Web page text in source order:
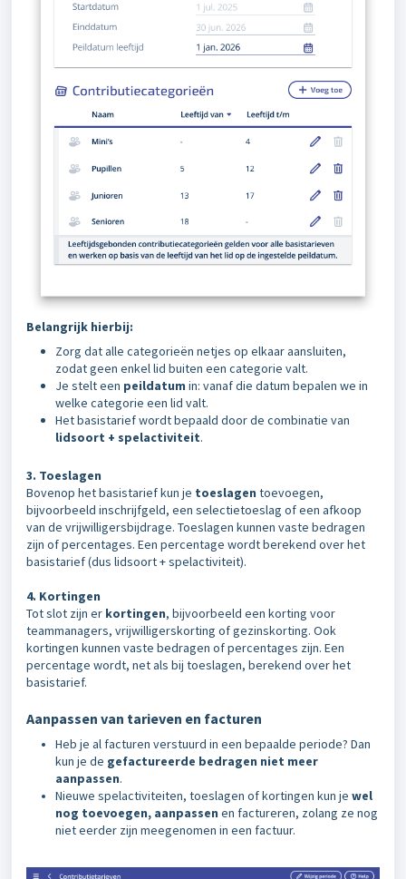
Belangrijk hierbij:
Zorg dat alle categorieën netjes op elkaar aansluiten,
zodat geen enkel lid buiten een categorie valt.
Je stelt een peildatum in: vanaf die datum bepalen we in
welke categorie een lid valt.
Het basistarief wordt bepaald door de combinatie van
lidsoort + spelactiviteit.
3. Toeslagen
Bovenop het basistarief kun je toeslagen toevoegen,
bijvoorbeeld inschrijfgeld, een selectietoeslag of een afkoop
van de vrijwilligersbijdrage. Toeslagen kunnen vaste bedragen
zijn of percentages. Een percentage wordt berekend over het
basistarief (dus lidsoort + spelactiviteit).
4. Kortingen
Tot slot zijn er kortingen, bijvoorbeeld een korting voor
teammanagers, vrijwilligerskorting of gezinskorting. Ook
kortingen kunnen vaste bedragen of percentages zijn. Een
percentage wordt, net als bij toeslagen, berekend over het
basistarief.
Aanpassen van tarieven en facturen
Heb je al facturen verstuurd in een bepaalde periode? Dan
kun je de gefactureerde bedragen niet meer
aanpassen.
Nieuwe spelactiviteiten, toeslagen of kortingen kun je wel
nog toevoegen, aanpassen en factureren, zolang ze nog
niet eerder zijn meegenomen in een factuur.